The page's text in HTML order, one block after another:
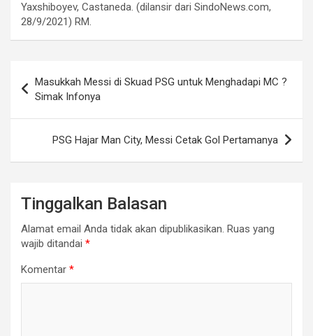
Yaxshiboyev, Castaneda. (dilansir dari SindoNews.com,
28/9/2021) RM.
pos
Masukkah Messi di Skuad PSG untuk Menghadapi MC ?
Simak Infonya
PSG Hajar Man City, Messi Cetak Gol Pertamanya
Tinggalkan Balasan
Alamat email Anda tidak akan dipublikasikan. Ruas yang
wajib ditandai *
Komentar *